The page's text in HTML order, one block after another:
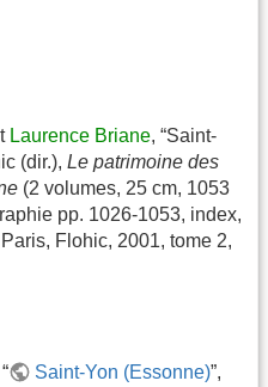
Laurence Briane, “Saint-
(dir.), Le patrimoine des
(2 volumes, 25 cm, 1053
pp. 1026-1053, index,
Flohic, 2001, tome 2,
Saint-Yon (Essonne)”,